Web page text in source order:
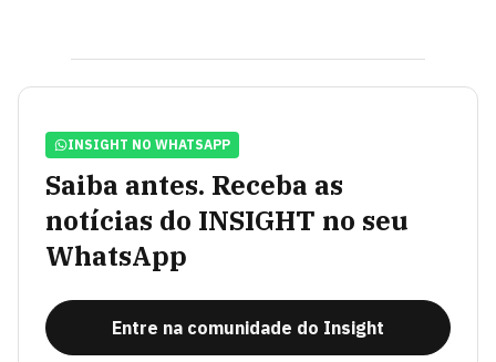
INSIGHT NO WHATSAPP
Saiba antes. Receba as
notícias do INSIGHT no seu
WhatsApp
Entre na comunidade do Insight